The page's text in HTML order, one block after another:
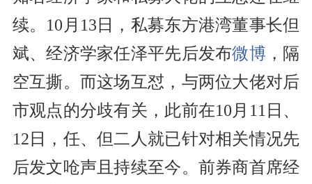
续。10月13日，私募东方港湾董事长但
斌、经济学家任泽平先后发布微博 ，隔
空互撕。而这场互怼，与两位大佬对后
市观点的分歧有关，此前在10月11日、
12日，任、但二人就已针对相关情况先
后发文呛声且持续至今。前券商首席经